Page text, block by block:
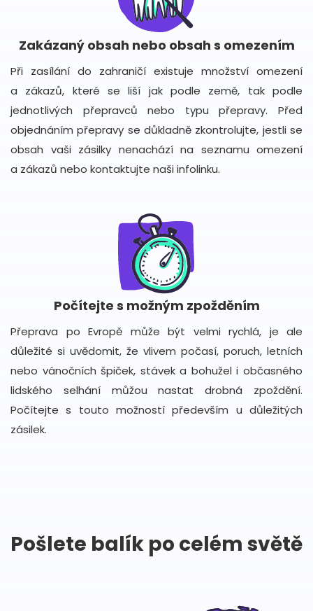
Zakázaný obsah nebo obsah s omezením
Při zasílání do zahraničí existuje množství omezení
a zákazů, které se liší jak podle země, tak podle
jednotlivých přepravců nebo typu přepravy. Před
objednáním přepravy se důkladně zkontrolujte, jestli se
obsah vaši zásilky nenachází na seznamu omezení
a zákazů nebo kontaktujte naši infolinku.
Počítejte s možným zpožděním
Přeprava po Evropě může být velmi rychlá, je ale
důležité si uvědomit, že vlivem počasí, poruch, letních
nebo vánočních špiček, stávek a bohužel i občasného
lidského selhání můžou nastat drobná zpoždění.
Počítejte s touto možností především u důležitých
zásilek.
Pošlete balík po celém světě